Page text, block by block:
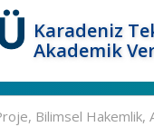
Karadeniz
Akademik